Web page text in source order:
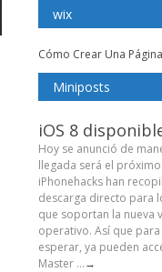
wix
Cómo Crear Una
Miniposts
iOS 8
Hoy se anunció de
llegada será el
iPhonehacks han
descarga directo para
que soportan la nueva
operativo. Así que
esperar, ya pueden
Master ...→